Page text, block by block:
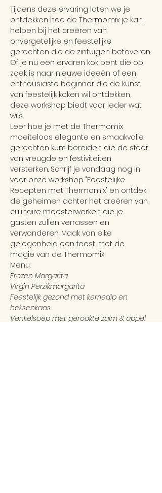
Tijdens deze ervaring laten we je
ontdekken hoe de Thermomix je kan
helpen bij het creëren van
onvergetelijke en feestelijke
gerechten die de zintuigen betoveren.
Of je nu een ervaren kok bent die op
zoek is naar nieuwe ideeën of een
enthousiaste beginner die de kunst
van feestelijk koken wil ontdekken,
deze workshop biedt voor ieder wat
wils.
Leer hoe je met de Thermomix
moeiteloos elegante en smaakvolle
gerechten kunt bereiden die de sfeer
van vreugde en festiviteiten
versterken. Schrijf je vandaag nog in
voor onze workshop "Feestelijke
Recepten met Thermomix" en ontdek
de geheimen achter het creëren van
culinaire meesterwerken die je
gasten zullen verrassen en
verwonderen. Maak van elke
gelegenheid een feest met de
magie van de Thermomix!
Menu:
Frozen Margarita
Virgin Perzikmargarita
Feestelijk gezond met kerriedip en
heksenkaas
Venkelsoep met gerookte zalm & appel